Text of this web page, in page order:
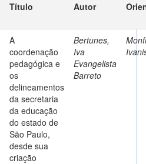
Título Autor
A
coordenação
pedagógica e
os
delineamentos
da secretaria
da educação
do estado de
São Paulo,
desde sua
criação
Bertunes,
Iva
Evangelista
Barreto